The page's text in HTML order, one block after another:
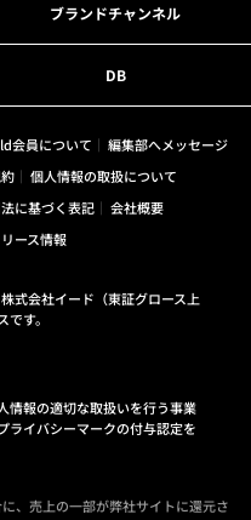
ブランドチャンネル
DB
会員について
編集部へメッセージ
個人情報の取扱について
に基づく表記
会社概要
ース情報
式会社イード（東証グロース上
す。
情報の適切な取扱いを行う事業
ライバシーマークの付与認定を
、売上の一部が弊社サイトに還元さ